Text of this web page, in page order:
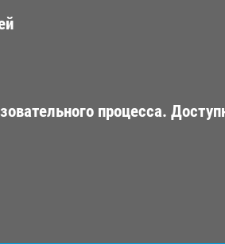
процесса.